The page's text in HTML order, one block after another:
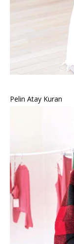
Pelin Atay Kuran